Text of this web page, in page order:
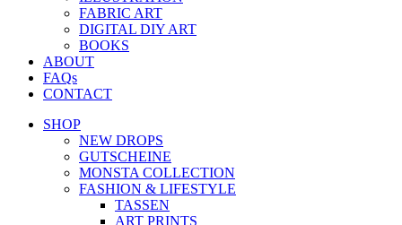
FABRIC ART
DIGITAL DIY ART
BOOKS
ABOUT
FAQs
CONTACT
SHOP
NEW DROPS
GUTSCHEINE
MONSTA COLLECTION
FASHION & LIFESTYLE
TASSEN
ART PRINTS